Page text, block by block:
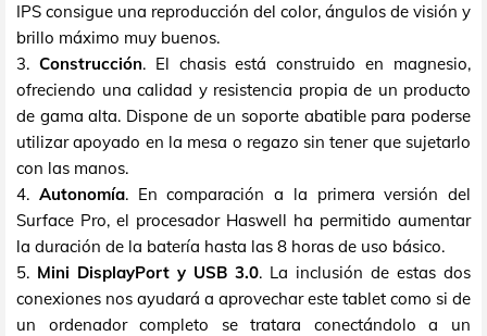
IPS consigue una reproducción del color, ángulos de visión y
brillo máximo muy buenos.
3. Construcción. El chasis está construido en magnesio,
ofreciendo una calidad y resistencia propia de un producto
de gama alta. Dispone de un soporte abatible para poderse
utilizar apoyado en la mesa o regazo sin tener que sujetarlo
con las manos.
4. Autonomía. En comparación a la primera versión del
Surface Pro, el procesador Haswell ha permitido aumentar
la duración de la batería hasta las 8 horas de uso básico.
5. Mini DisplayPort y USB 3.0. La inclusión de estas dos
conexiones nos ayudará a aprovechar este tablet como si de
un ordenador completo se tratara conectándolo a un